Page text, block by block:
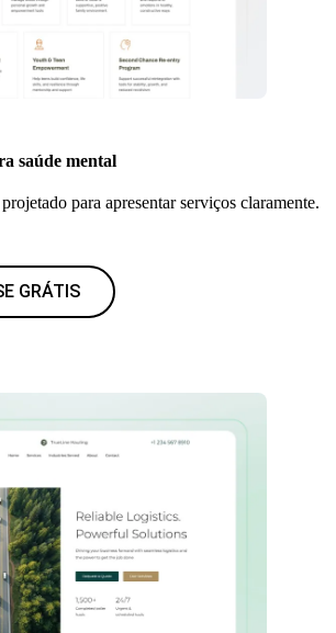
saúde mental
para apresentar serviços claramente.
GRÁTIS